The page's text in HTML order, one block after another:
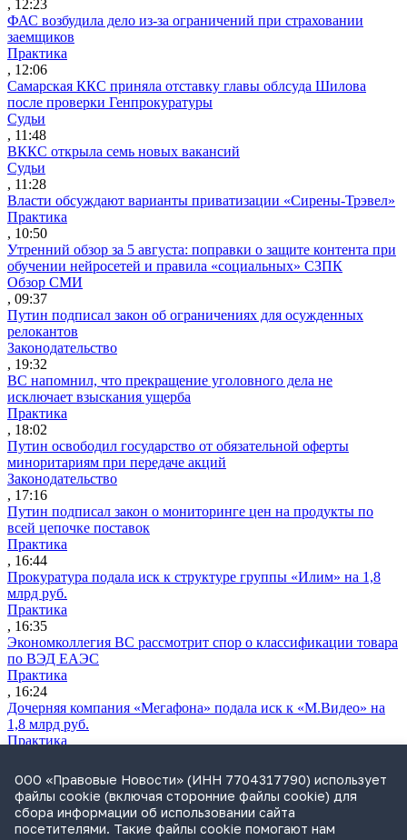
, 12:23
ФАС возбудила дело из-за ограничений при страховании
заемщиков
Практика
, 12:06
Самарская ККС приняла отставку главы облсуда Шилова
после проверки Генпрокуратуры
Судьи
, 11:48
ВККС открыла семь новых вакансий
Судьи
, 11:28
Власти обсуждают варианты приватизации «Сирены-Трэвел»
Практика
, 10:50
Утренний обзор за 5 августа: поправки о защите контента при
обучении нейросетей и правила «социальных» СЗПК
Обзор СМИ
, 09:37
Путин подписал закон об ограничениях для осужденных
релокантов
Законодательство
, 19:32
ВС напомнил, что прекращение уголовного дела не
исключает взыскания ущерба
Практика
, 18:02
Путин освободил государство от обязательной оферты
миноритариям при передаче акций
Законодательство
, 17:16
Путин подписал закон о мониторинге цен на продукты по
всей цепочке поставок
Практика
, 16:44
Прокуратура подала иск к структуре группы «Илим» на 1,8
млрд руб.
Практика
, 16:35
Экономколлегия ВС рассмотрит спор о классификации товара
по ВЭД ЕАЭС
Практика
, 16:24
Дочерняя компания «Мегафона» подала иск к «М.Видео» на
1,8 млрд руб.
Практика
СИП проверит отмену патента на систему управления
устройствами после возражений «Яндекса»
Практика
, 15:17
ООО «Правовые Новости» (ИНН 7704317790) использует
файлы cookie (включая сторонние файлы cookie) для
сбора информации об использовании сайта
посетителями. Такие файлы cookie помогают нам